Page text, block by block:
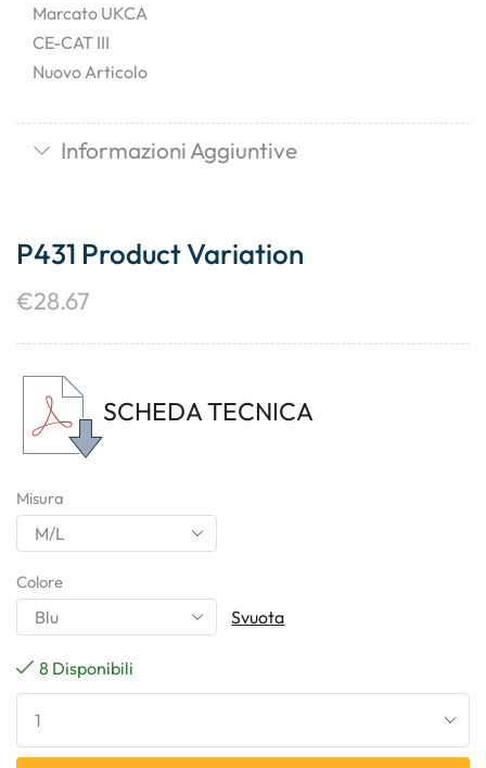
Marcato UKCA
CE-CAT III
Nuovo Articolo
Informazioni Aggiuntive
P431 Product Variation
€28.67
SCHEDA TECNICA
Misura
Colore
Svuota
8 Disponibili